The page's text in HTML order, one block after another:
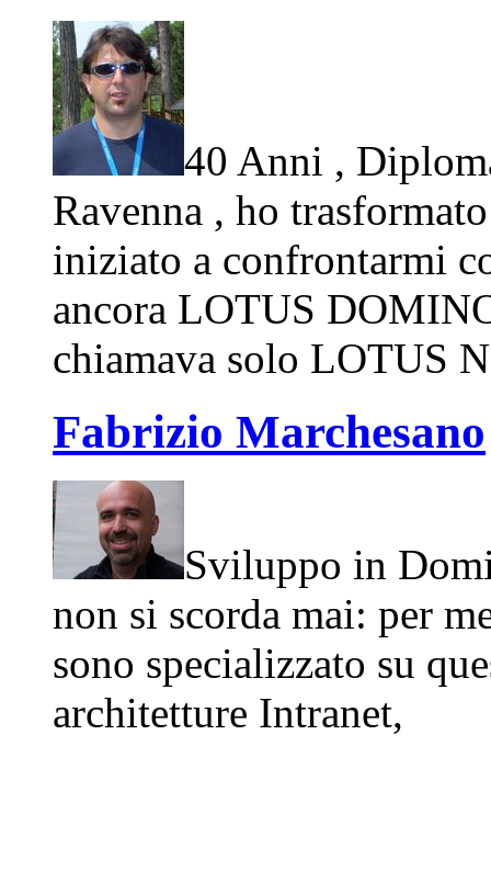
40 Anni ,
Ravenna , ho
iniziato a confrontarmi
ancora LOTUS
chiamava solo LOTUS
Fabrizio Marchesano
Sviluppo in
non si scorda mai: per
sono specializzato su
architetture Intranet,